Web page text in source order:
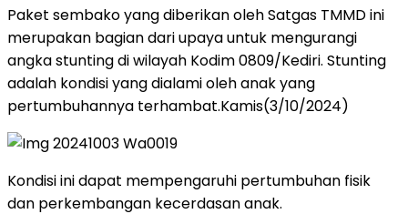
Paket sembako yang diberikan oleh Satgas TMMD ini
merupakan bagian dari upaya untuk mengurangi
angka stunting di wilayah Kodim 0809/Kediri. Stunting
adalah kondisi yang dialami oleh anak yang
pertumbuhannya terhambat.Kamis(3/10/2024)
Kondisi ini dapat mempengaruhi pertumbuhan fisik
dan perkembangan kecerdasan anak.